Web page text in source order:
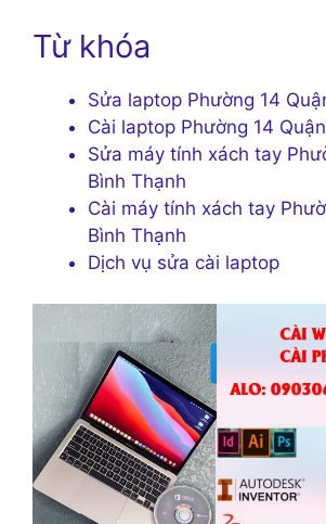
Từ khóa
Sửa laptop Phường 14
Cài laptop Phường 14
Sửa máy tính xách tay
Bình Thạnh
Cài máy tính xách tay
Bình Thạnh
Dịch vụ sửa cài laptop